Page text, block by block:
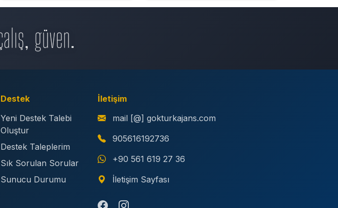
Destek
Yeni Destek Talebi
Oluştur
Destek Taleplerim
Sık Sorulan Sorular
Sunucu Durumu
İletişim
mail [@] gokturkajans.com
905616192736
+90 561 619 27 36
İletişim Sayfası